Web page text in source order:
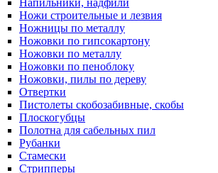
Напильники, надфили
Ножи строительные и лезвия
Ножницы по металлу
Ножовки по гипсокартону
Ножовки по металлу
Ножовки по пеноблоку
Ножовки, пилы по дереву
Отвертки
Пистолеты скобозабивные, скобы
Плоскогубцы
Полотна для сабельных пил
Рубанки
Стамески
Стрипперы